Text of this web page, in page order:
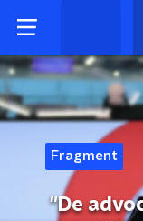
Fragment
"De